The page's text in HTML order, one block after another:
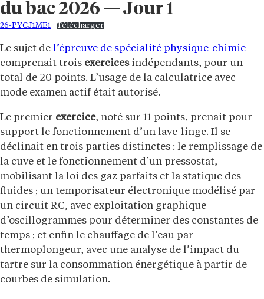
du bac 2026 — Jour 1
26-PYCJ1ME1 Télécharger
Le sujet de l’épreuve de spécialité physique-chimie
comprenait trois exercicesindépendants, pour un
total de 20 points. L’usage de la calculatrice avec
mode examen actif était autorisé.
Le premier exercice, noté sur 11 points, prenait pour
support le fonctionnement d’un lave-linge. Il se
déclinait en trois parties distinctes : le remplissage de
la cuve et le fonctionnement d’un pressostat,
mobilisant la loi des gaz parfaits et la statique des
fluides ; un temporisateur électronique modélisé par
un circuit RC, avec exploitation graphique
d’oscillogrammes pour déterminer des constantes de
temps ; et enfin le chauffage de l’eau par
thermoplongeur, avec une analyse de l’impact du
tartre sur la consommation énergétique à partir de
courbes de simulation.